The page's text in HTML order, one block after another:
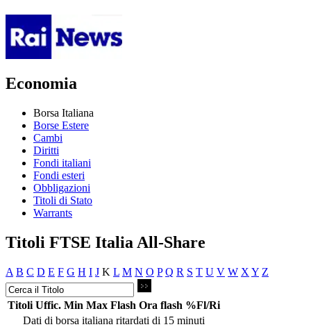
Economia
Borsa Italiana
Borse Estere
Cambi
Diritti
Fondi italiani
Fondi esteri
Obbligazioni
Titoli di Stato
Warrants
Titoli FTSE Italia All-Share
A B C D E F G H I J K L M N O P Q R S T U V W X Y Z
Titoli Uffic. Min Max Flash Ora flash %Fl/Ri
Dati di borsa italiana ritardati di 15 minuti